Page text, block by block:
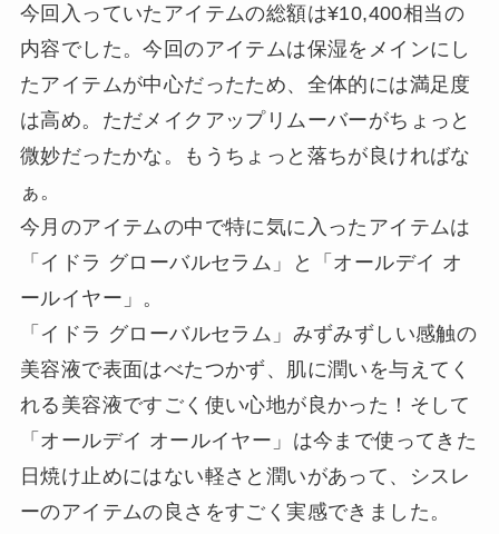
今回入っていたアイテムの総額は¥10,400相当の
内容でした。今回のアイテムは保湿をメインにし
たアイテムが中心だったため、全体的には満足度
は高め。ただメイクアップリムーバーがちょっと
微妙だったかな。もうちょっと落ちが良ければな
ぁ。
今月のアイテムの中で特に気に入ったアイテムは
「イドラ グローバルセラム」と「オールデイ オ
ールイヤー」。
「イドラ グローバルセラム」みずみずしい感触の
美容液で表面はべたつかず、肌に潤いを与えてく
れる美容液ですごく使い心地が良かった！そして
「オールデイ オールイヤー」は今まで使ってきた
日焼け止めにはない軽さと潤いがあって、シスレ
ーのアイテムの良さをすごく実感できました。